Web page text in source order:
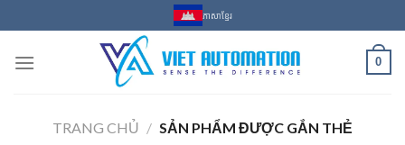
to
content
ភាសាខ្មែរ
0
TRANG CHỦ / SẢN PHẨM ĐƯỢC GẮN THẺ